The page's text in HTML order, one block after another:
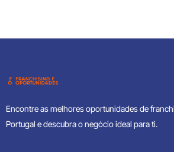
Encontre as melhores oportunidades de
Portugal e descubra o negócio ideal para ti.